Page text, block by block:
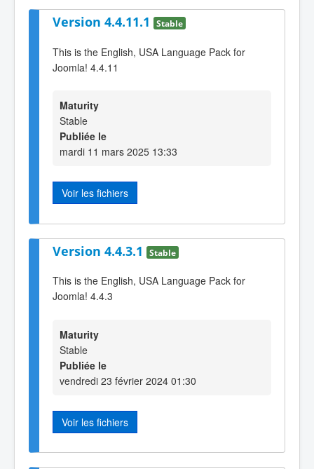
Version 4.4.11.1 Stable
This is the English, USA Language Pack for
Joomla! 4.4.11
Maturity
Stable
Publiée le
mardi 11 mars 2025 13:33
Voir les fichiers
Version 4.4.3.1 Stable
This is the English, USA Language Pack for
Joomla! 4.4.3
Maturity
Stable
Publiée le
vendredi 23 février 2024 01:30
Voir les fichiers